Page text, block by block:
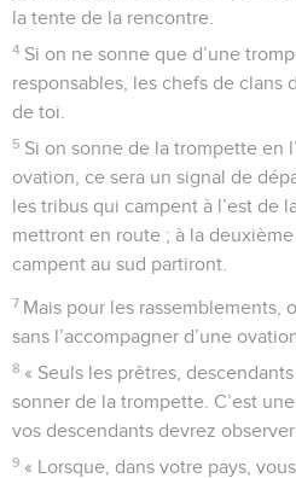
la tente de la rencontre.
4 Si on ne sonne que d’une
responsables, les chefs de clans
de toi.
5 Si on sonne de la trompette en
ovation, ce sera un signal de
les tribus qui campent à l’est de
mettront en route ; à la
campent au sud partiront.
7 Mais pour les rassemblements,
sans l’accompagner d’une
8 « Seuls les prêtres,
sonner de la trompette. C’est
vos descendants devrez
9 « Lorsque, dans votre pays,